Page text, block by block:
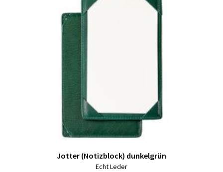
Jotter (Notizblock) dunkelgrün
Echt Leder